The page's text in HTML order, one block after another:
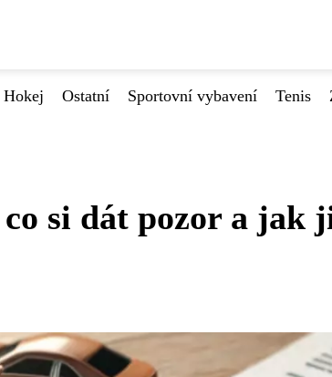
Hokej Ostatní Sportovní vybavení Tenis
si dát pozor a jak